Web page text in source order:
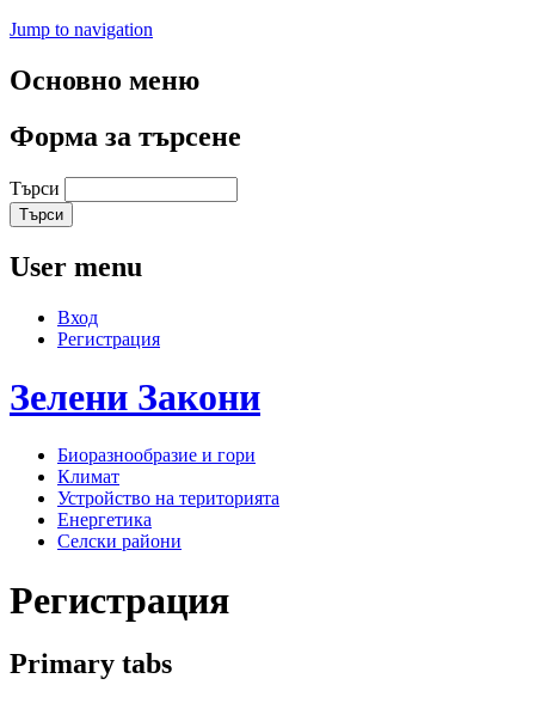
Jump to navigation
Основно меню
Форма за търсене
Търси
User menu
Вход
Регистрация
Зелени Закони
Биоразнообразие и гори
Климат
Устройство на територията
Енергетика
Селски райони
Регистрация
Primary tabs